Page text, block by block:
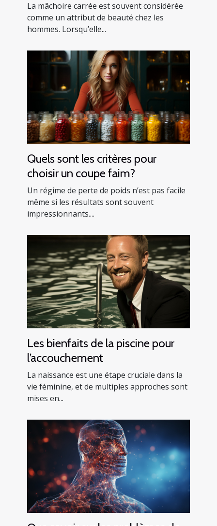
La mâchoire carrée est souvent considérée
comme un attribut de beauté chez les
hommes. Lorsqu’elle...
Quels sont les critères pour
choisir un coupe faim?
Un régime de perte de poids n’est pas facile
même si les résultats sont souvent
impressionnants....
Les bienfaits de la piscine pour
l’accouchement
La naissance est une étape cruciale dans la
vie féminine, et de multiples approches sont
mises en...